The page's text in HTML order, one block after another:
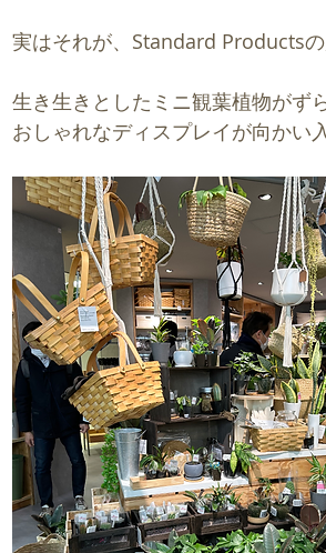
実はそれが、Standard Productsの
生き生きとしたミニ観葉植物がず
おしゃれなディスプレイが向かい